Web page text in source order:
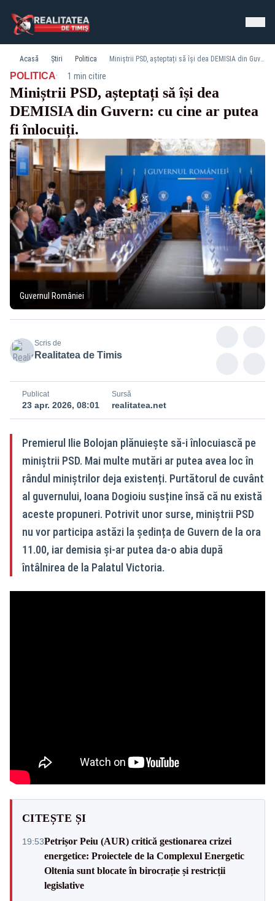
Acasă Știri Politica Miniștrii PSD, așteptați să își dea DEMISIA din Guvern: cu cine ar putea fi înlocuiți.
POLITICA· 1 min citire
Miniștrii PSD, așteptați să își dea
DEMISIA din Guvern: cu cine ar putea
fi înlocuiți.
Guvernul României
Scris de
Realitatea de Timis
Publicat
23 apr. 2026, 08:01
Sursă
realitatea.net
Premierul Ilie Bolojan plănuiește să-i înlocuiască pe
miniștrii PSD. Mai multe mutări ar putea avea loc în
rândul miniștrilor deja existenți. Purtătorul de cuvânt
al guvernului, Ioana Dogioiu susține însă că nu există
aceste propuneri. Potrivit unor surse, miniștrii PSD
nu vor participa astăzi la ședința de Guvern de la ora
11.00, iar demisia și-ar putea da-o abia după
întâlnirea de la Palatul Victoria.
CITEȘTE ȘI
19:53Petrișor Peiu (AUR) critică gestionarea crizei
energetice: Proiectele de la Complexul Energetic
Oltenia sunt blocate în birocrație și restricții
legislative